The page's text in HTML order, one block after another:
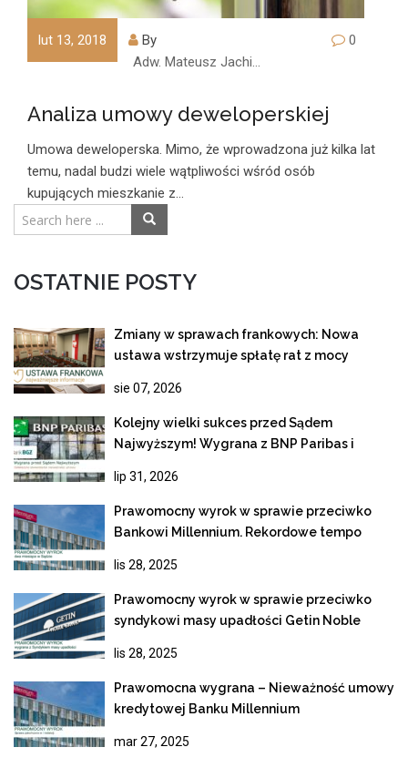
lut 13, 2018
By
Adw. Mateusz Jachimczyk
0
Analiza umowy deweloperskiej
Umowa deweloperska. Mimo, że wprowadzona już kilka lat
temu, nadal budzi wiele wątpliwości wśród osób
kupujących mieszkanie z…
OSTATNIE POSTY
Zmiany w sprawach frankowych: Nowa
ustawa wstrzymuje spłatę rat z mocy
sie 07, 2026
Kolejny wielki sukces przed Sądem
Najwyższym! Wygrana z BNP Paribas i
frankowego
lip 31, 2026
Prawomocny wyrok w sprawie przeciwko
Bankowi Millennium. Rekordowe tempo
lis 28, 2025
Prawomocny wyrok w sprawie przeciwko
syndykowi masy upadłości Getin Noble
lis 28, 2025
Prawomocna wygrana – Nieważność umowy
kredytowej Banku Millennium
mar 27, 2025